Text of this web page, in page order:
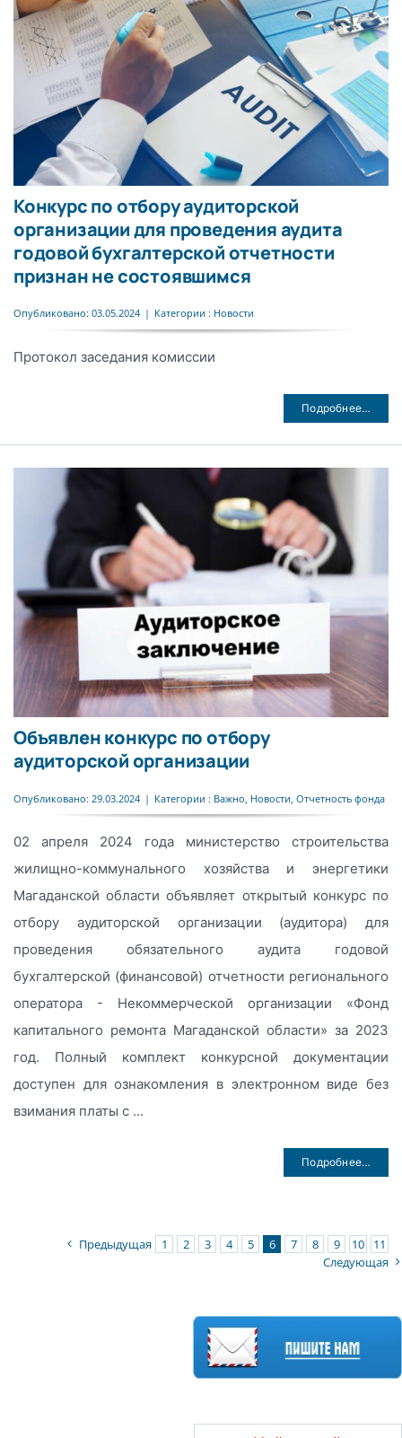
Конкурс по отбору аудиторской
организации для проведения аудита
годовой бухгалтерской отчетности
признан не состоявшимся
Опубликовано: 03.05.2024 | Категории : Новости
Протокол заседания комиссии
Подробнее…
Объявлен конкурс по отбору
аудиторской организации
Опубликовано: 29.03.2024 | Категории : Важно Новости Отчетность фонда
02 апреля 2024 года министерство строительства
жилищно-коммунального хозяйства и энергетики
Магаданской области объявляет открытый конкурс по
отбору аудиторской организации (аудитора) для
проведения обязательного аудита годовой
бухгалтерской (финансовой) отчетности регионального
оператора - Некоммерческой организации «Фонд
капитального ремонта Магаданской области» за 2023
год. Полный комплект конкурсной документации
доступен для ознакомления в электронном виде без
взимания платы с ...
Подробнее…
Предыдущая 1 2 3 4 5 6 7 8 9 10
11
Следующая